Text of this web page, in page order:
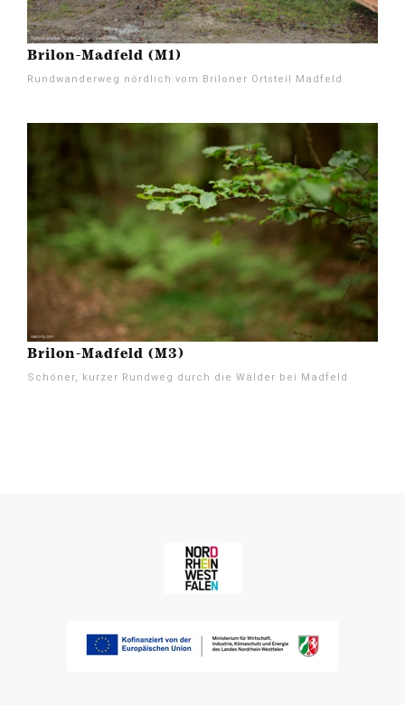
Brilon-Madfeld (M1)
Rundwanderweg nördlich vom Briloner Ortsteil Madfeld
Brilon-Madfeld (M3)
Schöner, kurzer Rundweg durch die Wälder bei Madfeld